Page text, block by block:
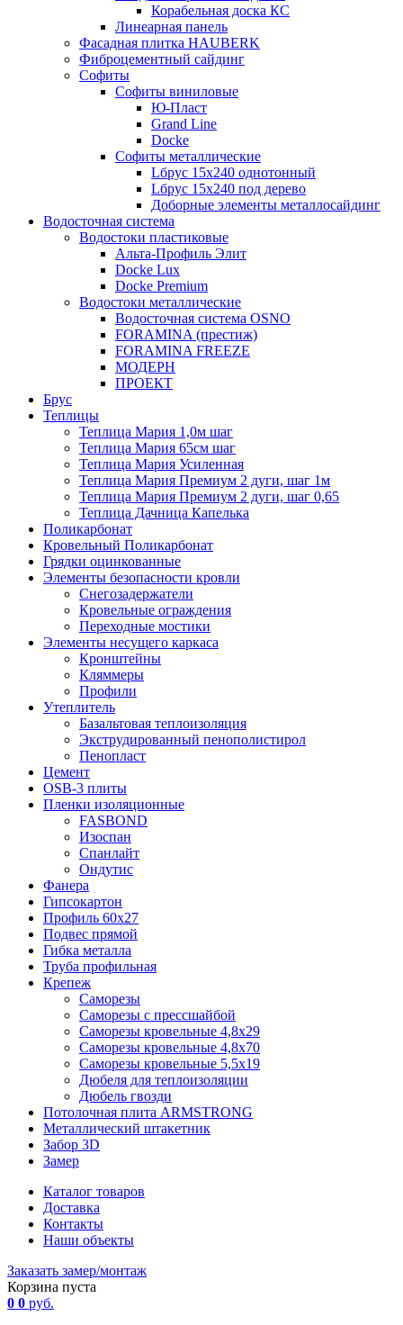
Корабельная доска КС
Линеарная панель
Фасадная плитка HAUBERK
Фиброцементный сайдинг
Софиты
Софиты виниловые
Ю-Пласт
Grand Line
Docke
Софиты металлические
Lбрус 15x240 однотонный
Lбрус 15x240 под дерево
Доборные элементы металлосайдинг
Водосточная система
Водостоки пластиковые
Альта-Профиль Элит
Docke Lux
Docke Premium
Водостоки металлические
Водосточная система OSNO
FORAMINA (престиж)
FORAMINA FREEZE
МОДЕРН
ПРОЕКТ
Брус
Теплицы
Теплица Мария 1,0м шаг
Теплица Мария 65см шаг
Теплица Мария Усиленная
Теплица Мария Премиум 2 дуги, шаг 1м
Теплица Мария Премиум 2 дуги, шаг 0,65
Теплица Дачница Капелька
Поликарбонат
Кровельный Поликарбонат
Грядки оцинкованные
Элементы безопасности кровли
Снегозадержатели
Кровельные ограждения
Переходные мостики
Элементы несущего каркаса
Кронштейны
Кляммеры
Профили
Утеплитель
Базальтовая теплоизоляция
Экструдированный пенополистирол
Пенопласт
Цемент
OSB-3 плиты
Пленки изоляционные
FASBOND
Изоспан
Спанлайт
Ондутис
Фанера
Гипсокартон
Профиль 60х27
Подвес прямой
Гибка металла
Труба профильная
Крепеж
Саморезы
Саморезы с прессшайбой
Саморезы кровельные 4,8х29
Саморезы кровельные 4,8х70
Саморезы кровельные 5,5х19
Дюбеля для теплоизоляции
Дюбель гвозди
Потолочная плита ARMSTRONG
Металлический штакетник
Забор 3D
Замер
Каталог товаров
Доставка
Контакты
Наши объекты
Заказать замер/монтаж
Корзина пуста
0 0 руб.